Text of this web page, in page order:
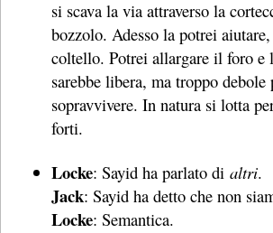
si scava la via attraverso la
bozzolo. Adesso la potrei
coltello. Potrei allargare il foro e
sarebbe libera, ma troppo debole
sopravvivere. In natura si lotta
forti.
Locke: Sayid ha parlato dialtri.
Jack: Sayid ha detto che non
Locke: Semantica.